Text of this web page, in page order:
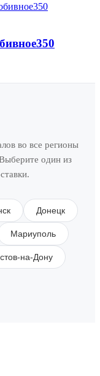
во все регионы
один из
Донецк
Мариуполь
на-Дону